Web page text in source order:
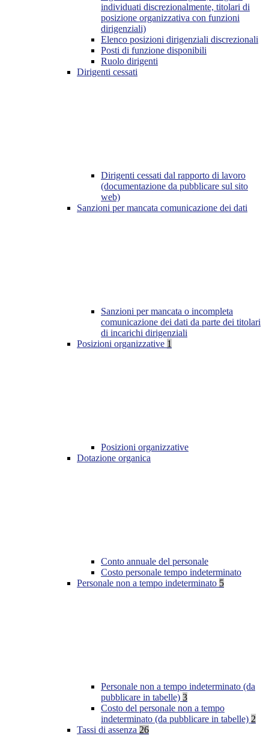
individuati discrezionalmente, titolari di
posizione organizzativa con funzioni
dirigenziali)
Elenco posizioni dirigenziali discrezionali
Posti di funzione disponibili
Ruolo dirigenti
Dirigenti cessati
Dirigenti cessati dal rapporto di lavoro
(documentazione da pubblicare sul sito
web)
Sanzioni per mancata comunicazione dei dati
Sanzioni per mancata o incompleta
comunicazione dei dati da parte dei titolari
di incarichi dirigenziali
Posizioni organizzative 1
Posizioni organizzative
Dotazione organica
Conto annuale del personale
Costo personale tempo indeterminato
Personale non a tempo indeterminato 5
Personale non a tempo indeterminato (da
pubblicare in tabelle) 3
Costo del personale non a tempo
indeterminato (da pubblicare in tabelle) 2
Tassi di assenza 26